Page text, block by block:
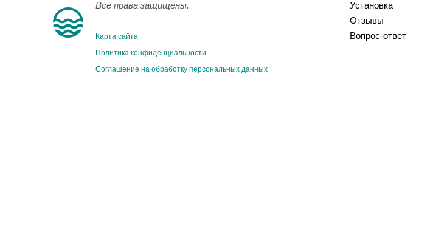
Все права защищены.
Карта сайта
Политика конфиденциальности
Соглашение на обработку персональных данных
Установка
Отзывы
Вопрос-ответ